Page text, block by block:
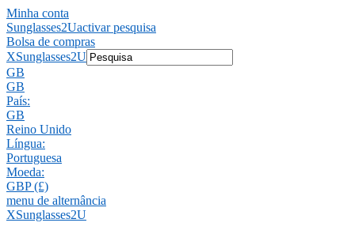
Minha conta
Sunglasses2Uactivar pesquisa
Bolsa de compras
XSunglasses2U
GB
GB
País:
GB
Reino Unido
Língua:
Portuguesa
Moeda:
GBP (£)
menu de alternância
XSunglasses2U